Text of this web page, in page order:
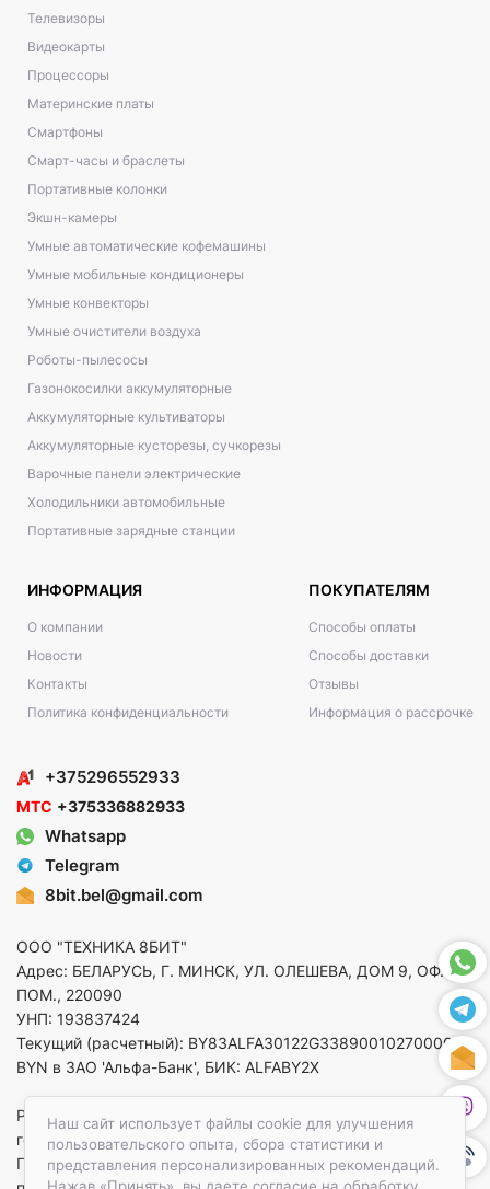
Наш сайт использует файлы cookie для улучшения
пользовательского опыта, сбора статистики и
представления персонализированных рекомендаций.
Телевизоры
Видеокарты
Процессоры
Материнские платы
Смартфоны
Смарт-часы и браслеты
Портативные колонки
Экшн-камеры
Умные автоматические кофемашины
Умные мобильные кондиционеры
Умные конвекторы
Умные очистители воздуха
Роботы-пылесосы
Газонокосилки аккумуляторные
Аккумуляторные культиваторы
Аккумуляторные кусторезы, сучкорезы
Варочные панели электрические
Холодильники автомобильные
Портативные зарядные станции
ИНФОРМАЦИЯ
О компании
Новости
Контакты
Политика конфиденциальности
ПОКУПАТЕЛЯМ
Способы оплаты
Способы доставки
Отзывы
Информация о рассрочке
+375296552933
МТС +375336882933
Whatsapp
Telegram
8bit.bel@gmail.com
ООО "ТЕХНИКА 8БИТ"
Адрес: БЕЛАРУСЬ, Г. МИНСК, УЛ. ОЛЕШЕВА, ДОМ 9, ОФ. 5,
ПОМ., 220090
УНП: 193837424
Текущий (расчетный): BY83ALFA30122G33890010270000 в
BYN в ЗАО 'Альфа-Банк', БИК: ALFABY2X
Регистрация в торговом реестре от 14.08.2025 Минский
горисполком
По вопросам защиты прав потребителей